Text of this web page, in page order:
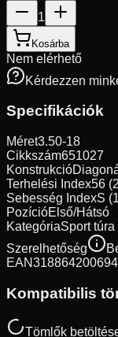
1
Kosárba
Nem elérhető
Kérdezzen
Specifikációk
Méret3.50-18
Cikkszám651027
Konstrukció
Terhelési Index56
Sebesség IndexS
PozícióElső/Hátsó
KategóriaSport túra
Szerelhetőség
EAN
Kompatibilis
Tömlők